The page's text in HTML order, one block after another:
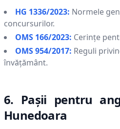
HG 1336/2023: Normele
concursurilor.
OMS 166/2023: Cerințe
OMS 954/2017: Reguli
învățământ.
6. Pașii pentru
Hunedoara